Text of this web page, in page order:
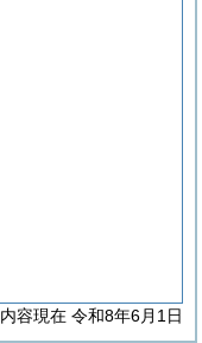
内容現在 令和8年6月1日